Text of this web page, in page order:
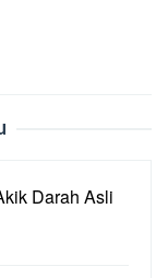
Darah Asli